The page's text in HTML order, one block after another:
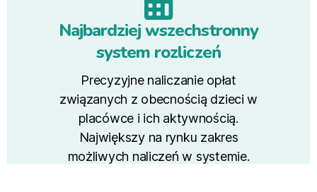
Najbardziej wszechstronny
system rozliczeń
Precyzyjne naliczanie opłat
związanych z obecnością dzieci w
placówce i ich aktywnością.
Największy na rynku zakres
możliwych naliczeń w systemie.